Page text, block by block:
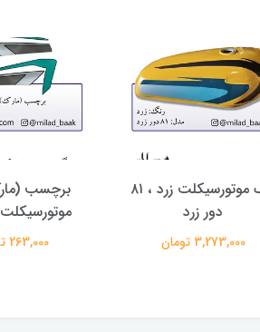
باک موتورسیکلت زرد ، ۸۱
دور زرد
3,273,000 تومان
برچسب
موتورسیکلت 74
263,000 تومان